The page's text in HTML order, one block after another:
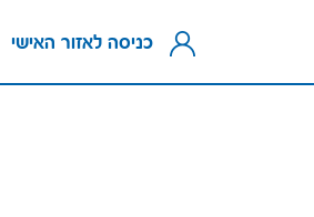
כניסה לאזור האישי